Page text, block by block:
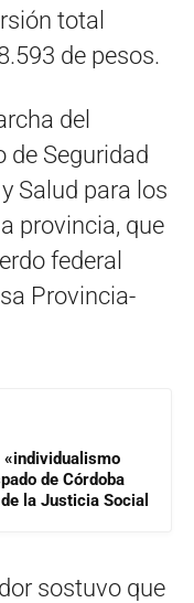
total
de pesos.
del
de Seguridad
Salud para los
provincia, que
federal
Provincia-
de Córdoba
la Justicia Social
sostuvo que